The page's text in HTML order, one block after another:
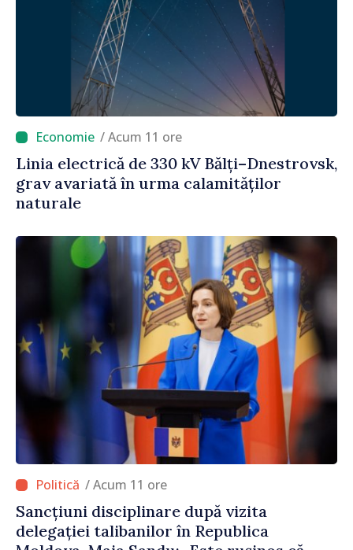
/ Acum 11 ore
Linia electrică de 330 kV Bălți–Dnestrovsk,
grav avariată în urma calamităților
naturale
/ Acum 11 ore
Sancțiuni disciplinare după vizita
delegației talibanilor în Republica